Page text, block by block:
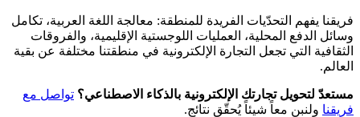
فريقنا يفهم التحدّيات الفريدة للمنطقة: معالجة اللغة العربية، تكامل
وسائل الدفع المحلية، العمليات اللوجستية الإقليمية، والفروقات
الثقافية التي تجعل التجارة الإلكترونية في منطقتنا مختلفة عن بقية
العالم.
مستعدّ لتحويل تجارتك الإلكترونية بالذكاء الاصطناعي؟ تواصل مع
فريقناولنبنِ معاً شيئاً يُحقّق نتائج.